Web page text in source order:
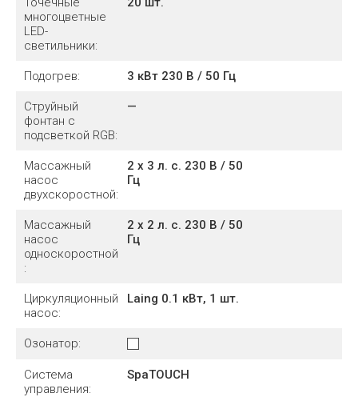
многоцветные
LED-
светильники:
Подогрев: 3 кВт 230 В / 50 Гц
Струйный
фонтан с
подсветкой RGB:
—
Массажный
насос
двухскоростной:
2 x 3 л. с. 230 В / 50
Гц
Массажный
насос
односкоростной
:
2 x 2 л. с. 230 В / 50
Гц
Циркуляционный
насос:
Laing 0.1 кВт, 1 шт.
Озонатор:
Система
управления:
SpaTOUCH